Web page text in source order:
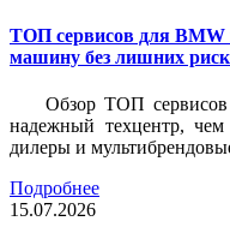
ТОП сервисов для BMW
машину без лишних
Обзор ТОП
надежный техцентр,
дилеры и
Подробнее
15.07.2026